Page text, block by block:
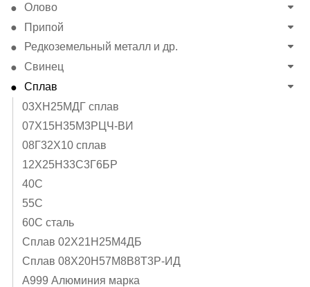
Олово
Припой
Редкоземельный металл и др.
Свинец
Сплав
03ХН25МДГ сплав
07Х15Н35М3РЦЧ-ВИ
08Г32Х10 сплав
12Х25Н33С3Г6БР
40C
55С
60С сталь
Cплав 02Х21Н25М4ДБ
Cплав 08Х20Н57М8В8Т3Р-ИД
А999 Алюминия марка